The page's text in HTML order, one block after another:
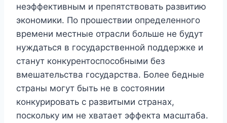
неэффективным и препятствовать развитию
экономики. По прошествии определенного
времени местные отрасли больше не будут
нуждаться в государственной поддержке и
станут конкурентоспособными без
вмешательства государства. Более бедные
страны могут быть не в состоянии
конкурировать с развитыми странах,
поскольку им не хватает эффекта масштаба.